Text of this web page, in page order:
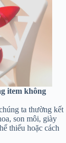
item không
ta thường kết
son môi, giày
thiếu hoặc cách